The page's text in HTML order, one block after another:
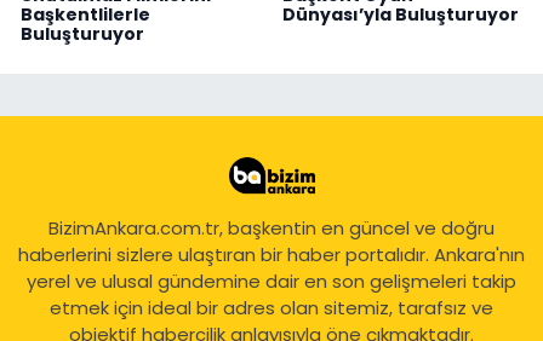
Başkentlilerle
Buluşturuyor
Dünyası’yla Buluşturuyor
BizimAnkara.com.tr, başkentin en güncel ve doğru
haberlerini sizlere ulaştıran bir haber portalıdır. Ankara'nın
yerel ve ulusal gündemine dair en son gelişmeleri takip
etmek için ideal bir adres olan sitemiz, tarafsız ve
objektif habercilik anlayışıyla öne çıkmaktadır.